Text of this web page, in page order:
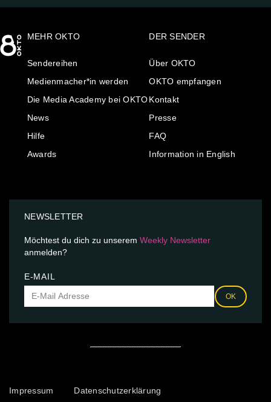
MEHR OKTO
Sendereihen
Medienmacher*in werden
Die Media Academy bei OKTO
News
Hilfe
Awards
DER SENDER
Über OKTO
OKTO empfangen
Kontakt
Presse
FAQ
Information in English
NEWSLETTER
Möchtest du dich zu unserem Weekly Newsletter
anmelden?
E-MAIL
OK
Impressum Datenschutzerklärung